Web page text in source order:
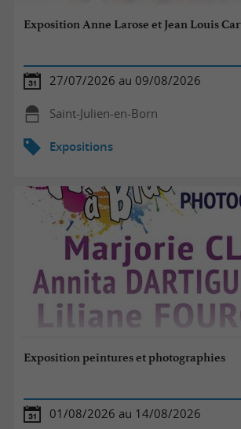
Exposition Anne Larose et Jean Louis
27/07/2026 au 09/08/2026
Saint-Julien-en-Born
Expositions
Exposition peintures et photographies
01/08/2026 au 14/08/2026